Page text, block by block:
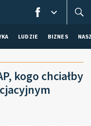
LUDZIE BIZNES
kogo chciałby